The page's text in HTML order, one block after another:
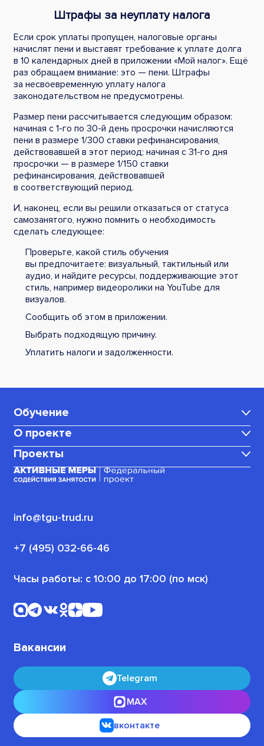
Штрафы за неуплату налога
Если срок уплаты пропущен, налоговые органы
начислят пени и выставят требование к уплате долга
в 10 календарных дней в приложении «Мой налог». Ещё
раз обращаем внимание: это — пени. Штрафы
за несвоевременную уплату налога
законодательством не предусмотрены.
Размер пени рассчитывается следующим образом:
начиная с 1-го по 30-й день просрочки начисляются
пени в размере 1/300 ставки рефинансирования,
действовавшей в этот период; начиная с 31-го дня
просрочки — в размере 1/150 ставки
рефинансирования, действовавшей
в соответствующий период.
И, наконец, если вы решили отказаться от статуса
самозанятого, нужно помнить о необходимость
сделать следующее:
Проверьте, какой стиль обучения
вы предпочитаете: визуальный, тактильный или
аудио, и найдите ресурсы, поддерживающие этот
стиль, например видеоролики на YouTube для
визуалов.
Сообщить об этом в приложении.
Выбрать подходящую причину.
Уплатить налоги и задолженности.
info@tgu-trud.ru
+7 (495) 032-66-46
Часы работы: с 10:00 до 17:00 (по мск)
Обучение
Каталог программ
Для мам в декрете
Для военнослужащих
Офлайн-программы
Для безработных граждан
О проекте
Центр карьеры
Корпоративное обучение
Политика конфиденциальности
Проекты
Медиаблог
Вакансии
Telegram
MAX
вконтакте